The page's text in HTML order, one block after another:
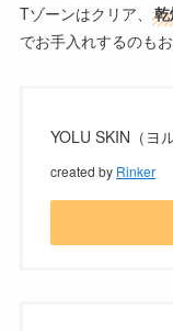
Tゾーンはクリア
でお手入れするのもお
YOLU SKIN（ヨ
created by Rinker